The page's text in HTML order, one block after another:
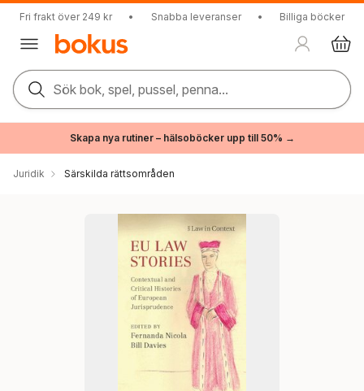
Fri frakt över 249 kr • Snabba leveranser • Billiga böcker
Sök bok, spel, pussel, penna...
Skapa nya rutiner – hälsoböcker upp till 50% →
Juridik Särskilda rättsområden